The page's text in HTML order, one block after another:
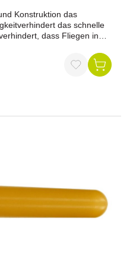
Konstruktion das
das schnelle
dass Fliegen in
nur 1 °C an WärmeInhalt
von 5 von 5 Sternen